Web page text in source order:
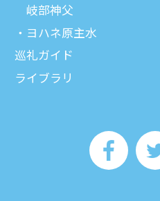
岐部神父
ヨハネ原主水
巡礼ガイド
ライブラリ